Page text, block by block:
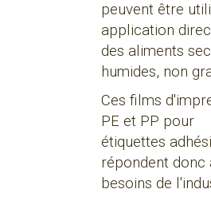
peuvent être
application
des aliments
humides, non
Ces films
PE et PP pour
étiquettes
répondent donc
besoins de